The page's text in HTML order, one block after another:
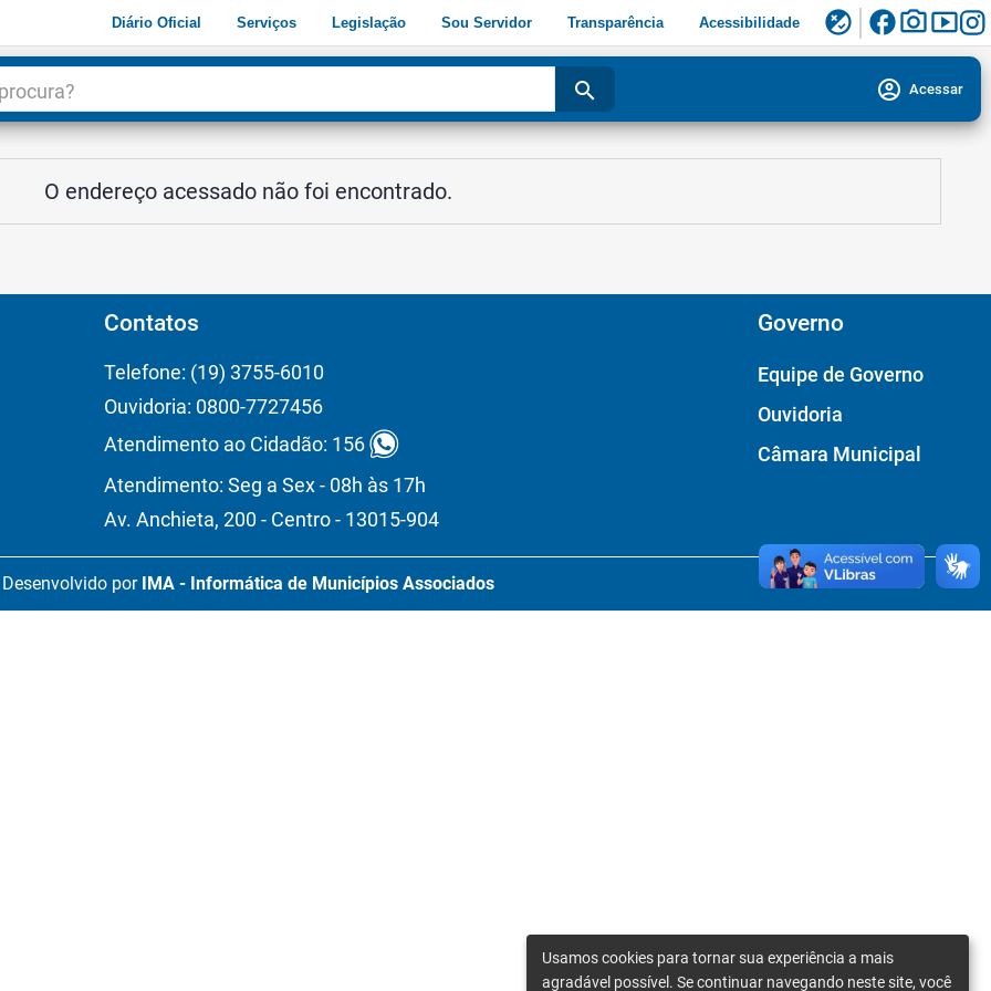
Diário Oficial Serviços Legislação Sou Servidor Transparência Acessibilidade flaky facebookphoto_camerasmart_display
search account_circle Acessar
O endereço acessado não foi encontrado.
Contatos
Telefone: (19) 3755-6010
Ouvidoria: 0800-7727456
Atendimento ao Cidadão: 156
Atendimento: Seg a Sex - 08h às 17h
Av. Anchieta, 200 - Centro - 13015-904
Governo
Equipe de Governo
Ouvidoria
Câmara Municipal
Desenvolvido por IMA - Informática de Municípios Associados
Usamos cookies para tornar sua experiência a mais
agradável possível. Se continuar navegando neste site, você